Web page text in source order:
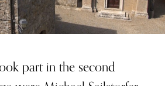
part in the second